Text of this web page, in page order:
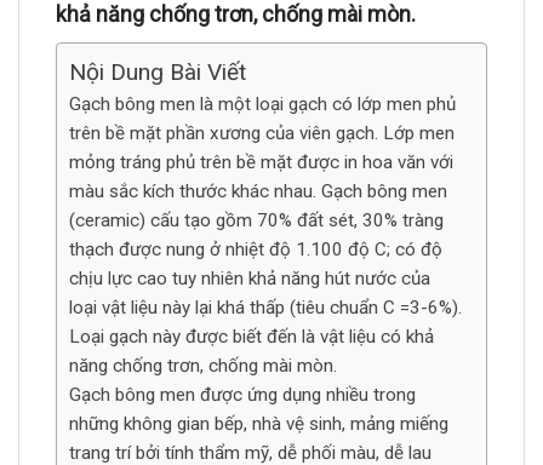
khả năng chống trơn, chống mài mòn.
Nội Dung Bài Viết
Gạch bông men là một loại gạch có lớp men phủ
trên bề mặt phần xương của viên gạch. Lớp men
mỏng tráng phủ trên bề mặt được in hoa văn với
màu sắc kích thước khác nhau. Gạch bông men
(ceramic) cấu tạo gồm 70% đất sét, 30% tràng
thạch được nung ở nhiệt độ 1.100 độ C; có độ
chịu lực cao tuy nhiên khả năng hút nước của
loại vật liệu này lại khá thấp (tiêu chuẩn C =3-6%).
Loại gạch này được biết đến là vật liệu có khả
năng chống trơn, chống mài mòn.
Gạch bông men được ứng dụng nhiều trong
những không gian bếp, nhà vệ sinh, mảng miếng
trang trí bởi tính thẩm mỹ, dễ phối màu, dễ lau